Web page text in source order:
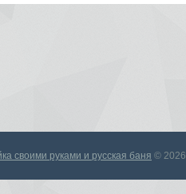
своими руками и русская баня © 2026